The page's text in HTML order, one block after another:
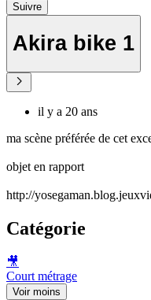
Suivre
Akira bike 1
il y a 20 ans
ma scène préférée de cet
objet en rapport
http://
Catégorie
🎥
Court métrage
Voir moins